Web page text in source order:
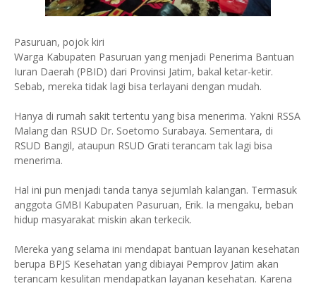
Pasuruan, pojok kiri
Warga Kabupaten Pasuruan yang menjadi Penerima Bantuan
Iuran Daerah (PBID) dari Provinsi Jatim, bakal ketar-ketir.
Sebab, mereka tidak lagi bisa terlayani dengan mudah.
Hanya di rumah sakit tertentu yang bisa menerima. Yakni RSSA
Malang dan RSUD Dr. Soetomo Surabaya. Sementara, di
RSUD Bangil, ataupun RSUD Grati terancam tak lagi bisa
menerima.
Hal ini pun menjadi tanda tanya sejumlah kalangan. Termasuk
anggota GMBI Kabupaten Pasuruan, Erik. Ia mengaku, beban
hidup masyarakat miskin akan terkecik.
Mereka yang selama ini mendapat bantuan layanan kesehatan
berupa BPJS Kesehatan yang dibiayai Pemprov Jatim akan
terancam kesulitan mendapatkan layanan kesehatan. Karena